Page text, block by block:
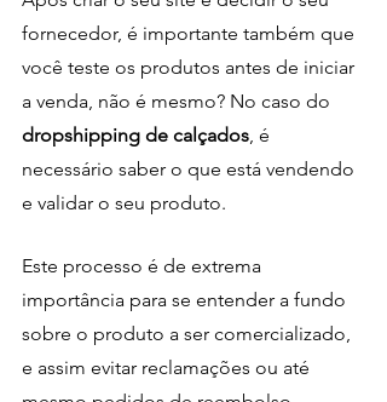
fornecedor, é importante também que
você teste os produtos antes de iniciar
a venda, não é mesmo? No caso do
dropshipping de calçados , é
necessário saber o que está vendendo
e validar o seu produto.
Este processo é de extrema
importância para se entender a fundo
sobre o produto a ser comercializado,
e assim evitar reclamações ou até